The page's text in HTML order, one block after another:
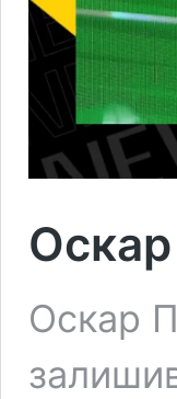
Оскар
Оскар